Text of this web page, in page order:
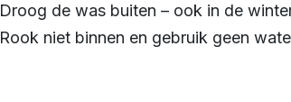
Droog de was buiten – ook in de
Rook niet binnen en gebruik geen